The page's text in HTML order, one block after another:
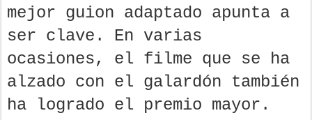
mejor guion adaptado apunta a
ser clave. En varias
ocasiones, el filme que se ha
alzado con el galardón también
ha logrado el premio mayor.